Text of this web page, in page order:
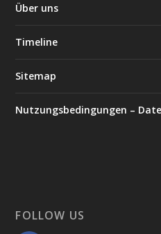
Über uns
Timeline
Sitemap
Nutzungsbedingungen –
FOLLOW US